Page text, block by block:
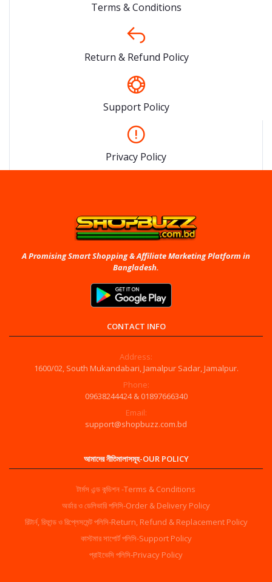
Terms & Conditions
Return & Refund Policy
Support Policy
Privacy Policy
A Promising Smart Shopping & Affiliate Marketing Platform in
Bangladesh.
CONTACT INFO
Address:
1600/02, South Mukandabari, Jamalpur Sadar, Jamalpur.
Phone:
09638244424 & 01897666340
Email:
support@shopbuzz.com.bd
আমাদের নীতিমালাসমূহ-OUR POLICY
টার্মস এন্ড কন্ডিশন -Terms & Conditions
অর্ডার ও ডেলিভারি পলিসি-Order & Delivery Policy
রিটার্ন, রিফান্ড ও রিপ্লেসমেন্ট পলিসি-Return, Refund & Replacement Policy
কাস্টমার সাপোর্ট পলিসি-Support Policy
প্রাইভেসি পলিসি-Privacy Policy